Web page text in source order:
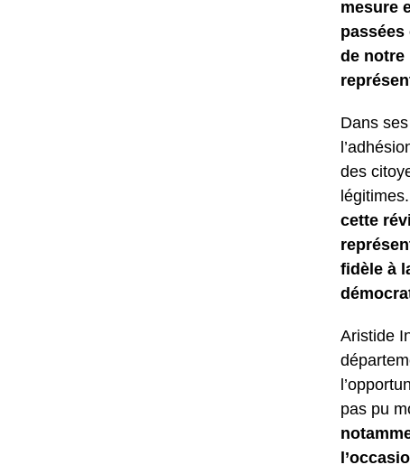
mesure
de notre
Dans
des
légitimes.
cette
fidèle à
Aristide
pas pu